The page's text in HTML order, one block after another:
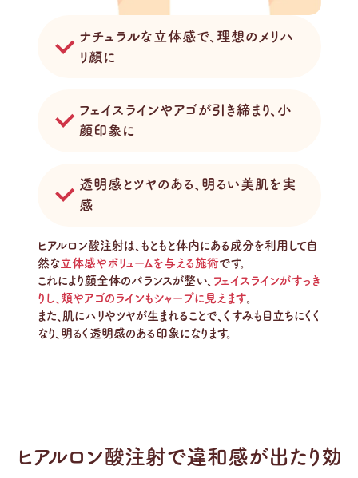
ナチュラルな立体感で、理想のメリハ
リ顔に
フェイスラインやアゴが引き締まり、小
顔印象に
透明感とツヤのある、明るい美肌を実
感
ヒアルロン酸注射は、もともと体内にある成分を利用して自
然な立体感やボリュームを与える施術です。
これにより顔全体のバランスが整い、 フェイスラインがすっき
りし、頬やアゴのラインもシャープに見えます。
また、肌にハリやツヤが生まれることで、くすみも目立ちにくく
なり、明るく透明感のある印象になります。
ヒアルロン酸注射で違和感が出たり効